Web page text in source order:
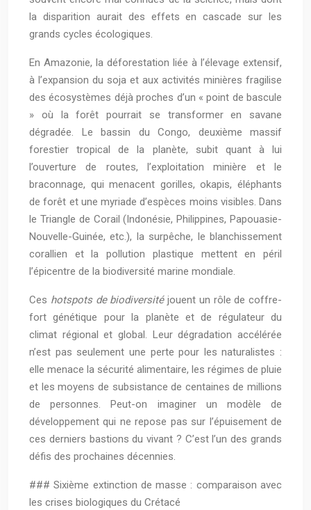
la disparition aurait des effets en cascade sur les
grands cycles écologiques.
En Amazonie, la déforestation liée à l’élevage extensif,
à l’expansion du soja et aux activités minières fragilise
des écosystèmes déjà proches d’un « point de bascule
» où la forêt pourrait se transformer en savane
dégradée. Le bassin du Congo, deuxième massif
forestier tropical de la planète, subit quant à lui
l’ouverture de routes, l’exploitation minière et le
braconnage, qui menacent gorilles, okapis, éléphants
de forêt et une myriade d’espèces moins visibles. Dans
le Triangle de Corail (Indonésie, Philippines, Papouasie-
Nouvelle-Guinée, etc.), la surpêche, le blanchissement
corallien et la pollution plastique mettent en péril
l’épicentre de la biodiversité marine mondiale.
Ces hotspots de biodiversitéjouent un rôle de coffre-
fort génétique pour la planète et de régulateur du
climat régional et global. Leur dégradation accélérée
n’est pas seulement une perte pour les naturalistes :
elle menace la sécurité alimentaire, les régimes de pluie
et les moyens de subsistance de centaines de millions
de personnes. Peut-on imaginer un modèle de
développement qui ne repose pas sur l’épuisement de
ces derniers bastions du vivant ? C’est l’un des grands
défis des prochaines décennies.
### Sixième extinction de masse : comparaison avec
les crises biologiques du Crétacé